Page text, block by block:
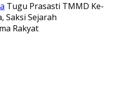
Tugu Prasasti TMMD Ke-
Saksi Sejarah
Rakyat